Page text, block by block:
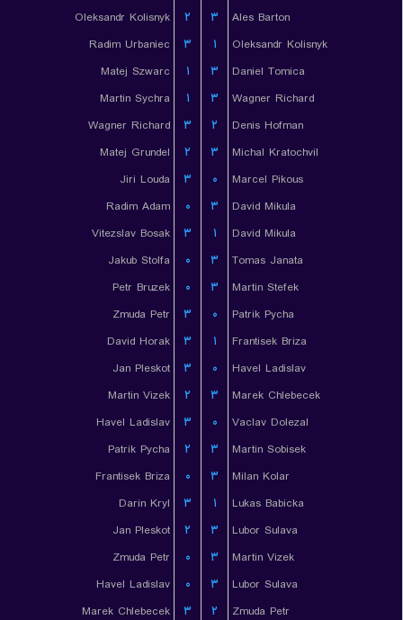
Oleksandr Kolisnyk
۲ ۳
Ales Barton
Radim Urbaniec
۳ ۱
Oleksandr Kolisnyk
Matej Szwarc
۱ ۳
Daniel Tomica
Martin Sychra
۱ ۳
Wagner Richard
Wagner Richard
۳ ۲
Denis Hofman
Matej Grundel
۲ ۳
Michal Kratochvil
Jiri Louda
۳ ۰
Marcel Pikous
Radim Adam
۰ ۳
David Mikula
Vitezslav Bosak
۳ ۱
David Mikula
Jakub Stolfa
۰ ۳
Tomas Janata
Petr Bruzek
۰ ۳
Martin Stefek
Zmuda Petr
۳ ۰
Patrik Pycha
David Horak
۳ ۱
Frantisek Briza
Jan Pleskot
۳ ۰
Havel Ladislav
Martin Vizek
۲ ۳
Marek Chlebecek
Havel Ladislav
۳ ۰
Vaclav Dolezal
Patrik Pycha
۲ ۳
Martin Sobisek
Frantisek Briza
۰ ۳
Milan Kolar
Darin Kryl
۳ ۱
Lukas Babicka
Jan Pleskot
۲ ۳
Lubor Sulava
Zmuda Petr
۰ ۳
Martin Vizek
Havel Ladislav
۰ ۳
Lubor Sulava
Marek Chlebecek
۳ ۲
Zmuda Petr